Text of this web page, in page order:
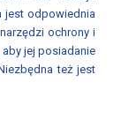
jest odpowiednia
ochrony i
jej posiadanie
też jest